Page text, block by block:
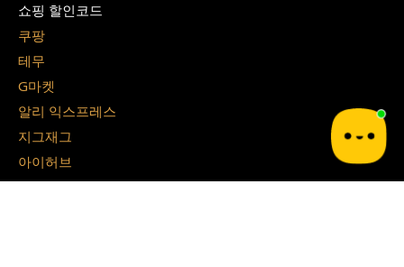
쇼핑 할인코드
쿠팡
테무
G마켓
알리 익스프레스
지그재그
아이허브
쉬인